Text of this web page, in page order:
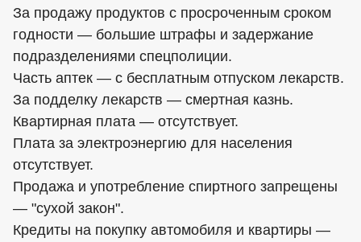
За продажу продуктов с просроченным сроком
годности — большие штрафы и задержание
подразделениями спецполиции.
Часть аптек — с бесплатным отпуском лекарств.
За подделку лекарств — смертная казнь.
Квартирная плата — отсутствует.
Плата за электроэнергию для населения
отсутствует.
Продажа и употребление спиртного запрещены
— "сухой закон".
Кредиты на покупку автомобиля и квартиры —